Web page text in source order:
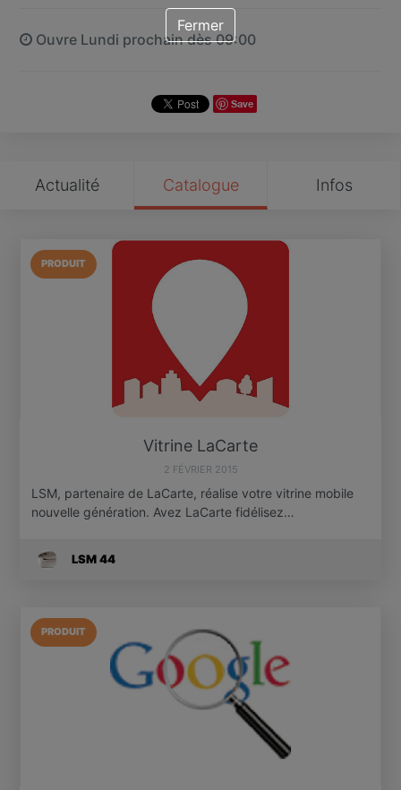
Ouvre Lundi prochain dès 09:00
Save
Actualité Catalogue Infos
PRODUIT
Vitrine LaCarte
2 FÉVRIER 2015
LSM, partenaire de LaCarte, réalise votre vitrine mobile
nouvelle génération. Avez LaCarte fidélisez…
LSM 44
PRODUIT
Fermer